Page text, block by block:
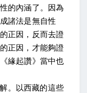
的內涵了。因為
諸法是無自性
正因，反而去證
正因，才能夠證
緣起讚》當中也
。以西藏的這些